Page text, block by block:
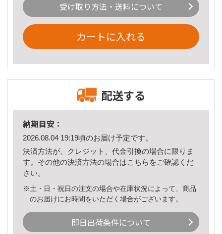
受け取り方法・送料について
カートに入れる
配送する
納期目安：
2026.08.04 19:19頃のお届け予定です。
決済方法が、クレジット、代金引換の場合に限りま
す。その他の決済方法の場合はこちら をご確認くだ
さい。
※土・日・祝日の注文の場合や在庫状況によって、商品
のお届けにお時間をいただく場合がございます。
即日出荷条件について